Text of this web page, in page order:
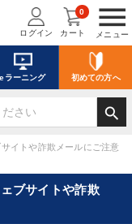
menu
メニュー
ログイン カート
0
eラーニング 初めての方へ
search
イトや詐欺メールにご注意
ブサイトや詐欺